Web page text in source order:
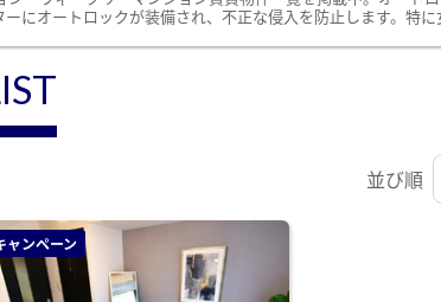
にオートロックが装備され、不正な侵入を防止します。特に
並び順
ャンペーン